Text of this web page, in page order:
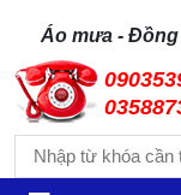
Áo mưa - Đồng